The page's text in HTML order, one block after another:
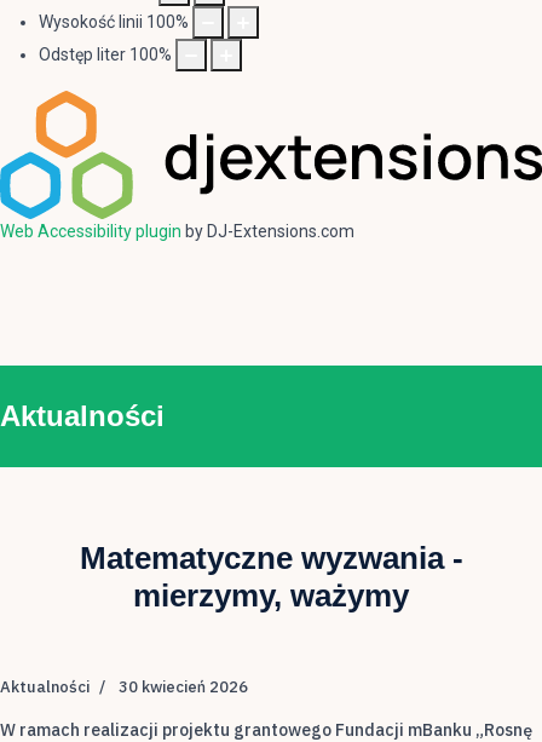
Wysokość linii 100%
Odstęp liter 100%
Web Accessibility plugin by DJ-Extensions.com
Aktualności
Matematyczne wyzwania -
mierzymy, ważymy
Aktualności 30 kwiecień 2026
W ramach realizacji projektu grantowego Fundacji mBanku „Rosnę